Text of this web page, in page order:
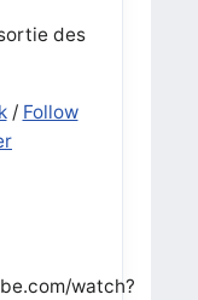
des
/ Follow
watch?